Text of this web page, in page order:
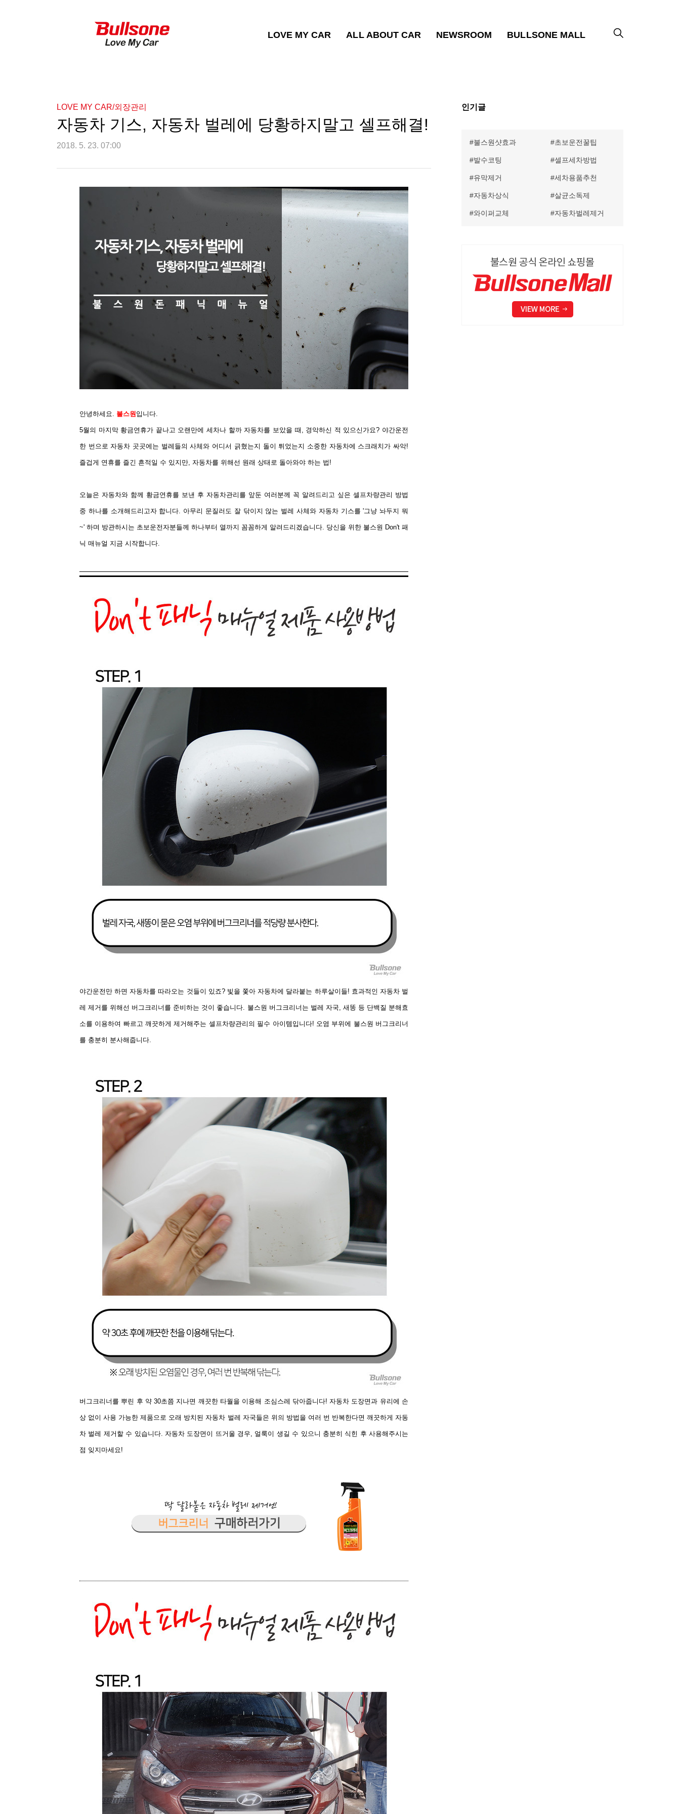
LOVE MY CAR ALL ABOUT CAR NEWSROOM BULLSONE MALL
LOVE MY CAR/외장관리
자동차 기스, 자동차 벌레에 당황하지말고 셀프해결!
2018. 5. 23. 07:00
안녕하세요. 불스원입니다.
5월의 마지막 황금연휴가 끝나고 오랜만에 세차나 할까 자동차를 보았을 때, 경악하신 적 있으신가요? 야간운전
한 번으로 자동차 곳곳에는 벌레들의 사체와 어디서 긁혔는지 돌이 튀었는지 소중한 자동차에 스크래치가 싸악!
즐겁게 연휴를 즐긴 흔적일 수 있지만, 자동차를 위해선 원래 상태로 돌아와야 하는 법!
오늘은 자동차와 함께 황금연휴를 보낸 후 자동차관리를 앞둔 여러분께 꼭 알려드리고 싶은 셀프차량관리 방법
중 하나를 소개해드리고자 합니다. 아무리 문질러도 잘 닦이지 않는 벌레 사체와 자동차 기스를 '그냥 놔두지 뭐
~' 하며 방관하시는 초보운전자분들께 하나부터 열까지 꼼꼼하게 알려드리겠습니다. 당신을 위한 불스원 Don't 패
닉 매뉴얼 지금 시작합니다.
야간운전만 하면 자동차를 따라오는 것들이 있죠? 빛을 쫓아 자동차에 달라붙는 하루살이들! 효과적인 자동차 벌
레 제거를 위해선 버그크리너를 준비하는 것이 좋습니다. 불스원 버그크리너는 벌레 자국, 새똥 등 단백질 분해효
소를 이용하여 빠르고 깨끗하게 제거해주는 셀프차량관리의 필수 아이템입니다! 오염 부위에 불스원 버그크리너
를 충분히 분사해줍니다.
버그크리너를 뿌린 후 약 30초쯤 지나면 깨끗한 타월을 이용해 조심스레 닦아줍니다!자동차 도장면과 유리에 손
상 없이 사용 가능한 제품으로 오래 방치된 자동차 벌레 자국들은 위의 방법을 여러 번 반복한다면 깨끗하게 자동
차 벌레 제거할 수 있습니다. 자동차 도장면이 뜨거울 경우, 얼룩이 생길 수 있으니 충분히 식힌 후 사용해주시는
점 잊지마세요!
인기글
불스원샷효과 초보운전꿀팁
발수코팅 셀프세차방법
유막제거 세차용품추천
자동차상식 살균소독제
와이퍼교체 자동차벌레제거